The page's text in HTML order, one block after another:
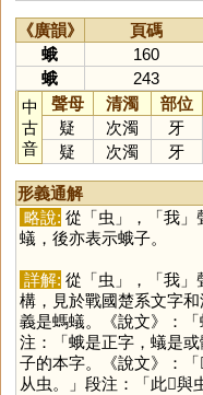
《廣韻》 頁碼
蛾
160
蛾
243
中
古
音
聲母 清濁 部位
疑
次濁 牙
疑
次濁 牙
形義通解
略說: 從「虫 」，「我」
蟻，後亦表示蛾子。
詳解: 從「虫 」，「我」
構，見於戰國楚系文字
義是螞蟻。《說文》：
注：「蛾是正字，蟻是
子的本字。《說文》：
从虫。」段注：「此𧒎與